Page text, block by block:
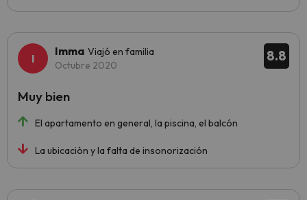
8.8
Imma Viajó en familia
Octubre 2020
El apartamento en general, la piscina, el balcón
La ubicaciòn y la falta de insonorización
Muy bien